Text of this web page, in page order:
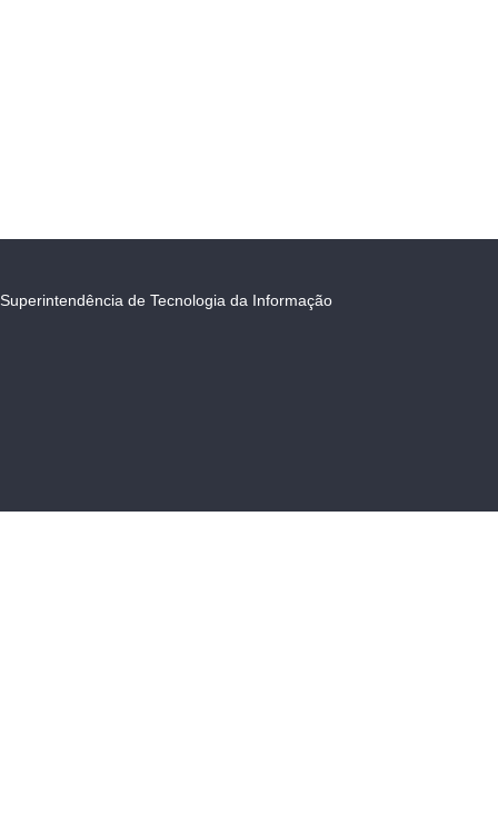
Superintendência de Tecnologia da Informação